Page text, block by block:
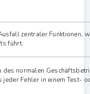
zentraler Funktionen,
führt.
des normalen
jeder Fehler in einem Test-